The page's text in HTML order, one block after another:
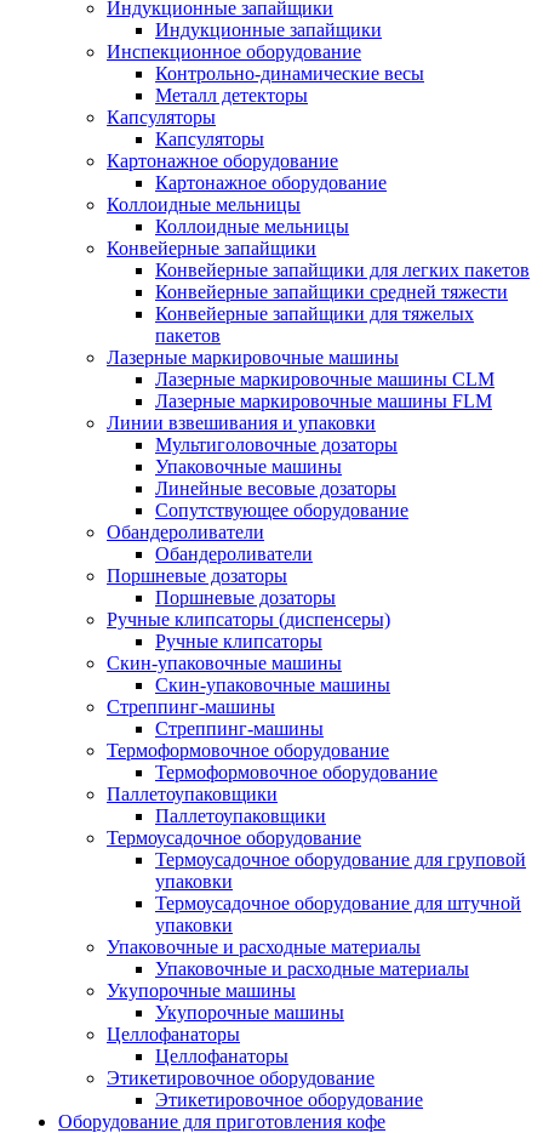
Индукционные запайщики
Индукционные запайщики
Инспекционное оборудование
Контрольно-динамические весы
Металл детекторы
Капсуляторы
Капсуляторы
Картонажное оборудование
Картонажное оборудование
Коллоидные мельницы
Коллоидные мельницы
Конвейерные запайщики
Конвейерные запайщики для легких пакетов
Конвейерные запайщики средней тяжести
Конвейерные запайщики для тяжелых
пакетов
Лазерные маркировочные машины
Лазерные маркировочные машины CLM
Лазерные маркировочные машины FLM
Линии взвешивания и упаковки
Мультиголовочные дозаторы
Упаковочные машины
Линейные весовые дозаторы
Сопутствующее оборудование
Обандероливатели
Обандероливатели
Поршневые дозаторы
Поршневые дозаторы
Ручные клипсаторы (диспенсеры)
Ручные клипсаторы
Скин-упаковочные машины
Скин-упаковочные машины
Стреппинг-машины
Стреппинг-машины
Термоформовочное оборудование
Термоформовочное оборудование
Паллетоупаковщики
Паллетоупаковщики
Термоусадочное оборудование
Термоусадочное оборудование для груповой
упаковки
Термоусадочное оборудование для штучной
упаковки
Упаковочные и расходные материалы
Упаковочные и расходные материалы
Укупорочные машины
Укупорочные машины
Целлофанаторы
Целлофанаторы
Этикетировочное оборудование
Этикетировочное оборудование
Оборудование для приготовления кофе